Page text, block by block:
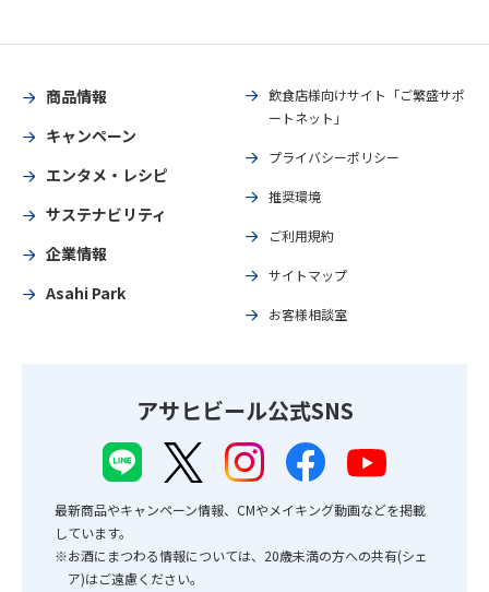
商品情報
キャンペーン
エンタメ・レシピ
サステナビリティ
企業情報
Asahi Park
飲食店様向けサイト「ご繁盛サポ
ートネット」
プライバシーポリシー
推奨環境
ご利用規約
サイトマップ
お客様相談室
アサヒビール公式SNS
最新商品やキャンペーン情報、CMやメイキング動画などを掲載
しています。
※お酒にまつわる情報については、20歳未満の方への共有(シェ
ア)はご遠慮ください。